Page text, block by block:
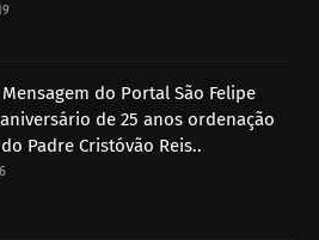
do Portal São Felipe
de 25 anos ordenação
Padre Cristóvão Reis..